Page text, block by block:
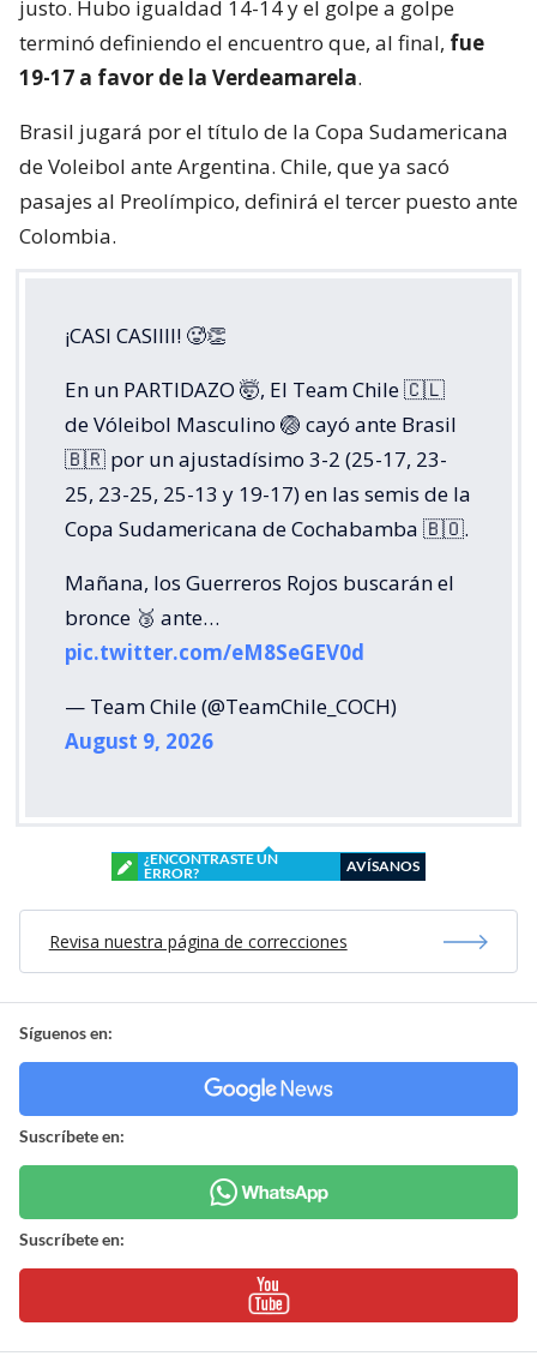
justo. Hubo igualdad 14-14 y el golpe a golpe
terminó definiendo el encuentro que, al final, fue
19-17 a favor de la Verdeamarela.
Brasil jugará por el título de la Copa Sudamericana
de Voleibol ante Argentina. Chile, que ya sacó
pasajes al Preolímpico, definirá el tercer puesto ante
Colombia.
¡CASI CASIIII! 🥵👏
En un PARTIDAZO 🤯, El Team Chile 🇨🇱
de Vóleibol Masculino 🏐 cayó ante Brasil
🇧🇷 por un ajustadísimo 3-2 (25-17, 23-
25, 23-25, 25-13 y 19-17) en las semis de la
Copa Sudamericana de Cochabamba 🇧🇴.
Mañana, los Guerreros Rojos buscarán el
bronce 🥉 ante…
pic.twitter.com/eM8SeGEV0d
— Team Chile (@TeamChile_COCH)
August 9, 2026
¿ENCONTRASTE UN
ERROR?
AVÍSANOS
Revisa nuestra página de correcciones
Síguenos en:
Suscríbete en:
Suscríbete en: